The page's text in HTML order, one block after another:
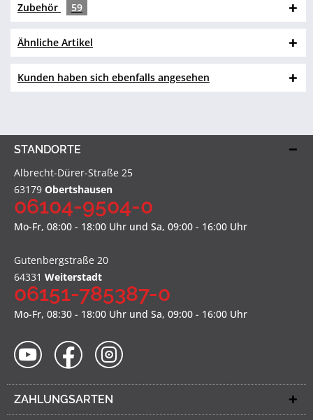
Zubehör 59
Ähnliche Artikel
Kunden haben sich ebenfalls angesehen
STANDORTE
Albrecht-Dürer-Straße 25
63179 Obertshausen
06104-9504-0
Mo-Fr, 08:00 - 18:00 Uhr und Sa, 09:00 - 16:00 Uhr
Gutenbergstraße 20
64331 Weiterstadt
06151-785387-0
Mo-Fr, 08:30 - 18:00 Uhr und Sa, 09:00 - 16:00 Uhr
ZAHLUNGSARTEN